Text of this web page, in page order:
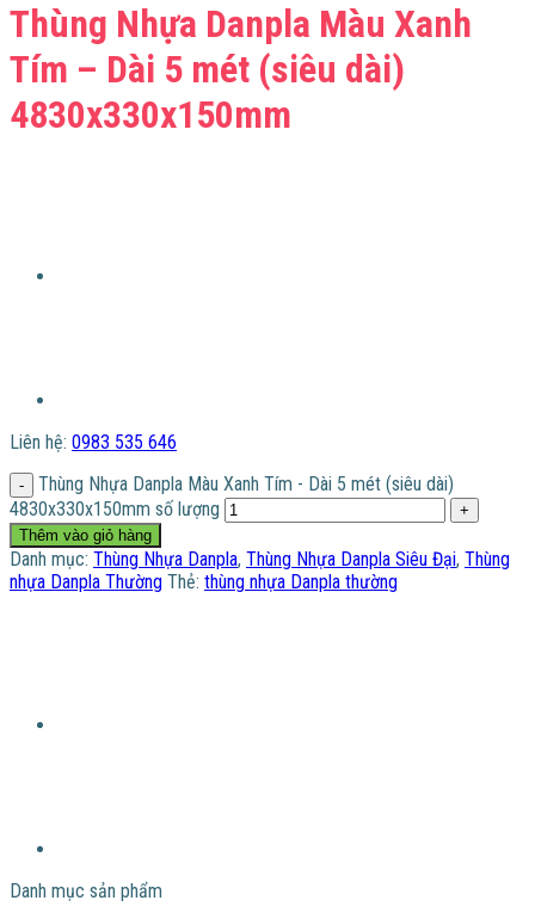
Thùng Nhựa Danpla Màu Xanh
Tím – Dài 5 mét (siêu dài)
4830x330x150mm
Liên hệ: 0983 535 646
Thùng Nhựa Danpla Màu Xanh Tím - Dài 5 mét (siêu dài)
4830x330x150mm số lượng
Thêm vào giỏ hàng
Danh mục: Thùng Nhựa Danpla, Thùng Nhựa Danpla Siêu Đại, Thùng
nhựa Danpla Thường Thẻ: thùng nhựa Danpla thường
Danh mục sản phẩm